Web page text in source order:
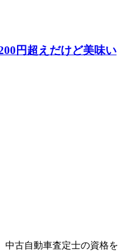
円超えだけど美味い
中古自動車査定士の資格を